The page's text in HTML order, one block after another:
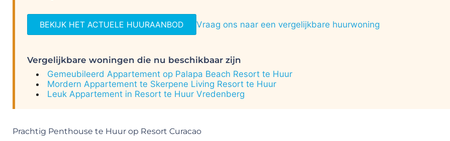
BEKIJK HET ACTUELE HUURAANBOD Vraag ons naar een vergelijkbare huurwoning
Vergelijkbare woningen die nu beschikbaar zijn
Gemeubileerd Appartement op Palapa Beach Resort te Huur
Mordern Appartement te Skerpene Living Resort te Huur
Leuk Appartement in Resort te Huur Vredenberg
Prachtig Penthouse te Huur op Resort Curacao